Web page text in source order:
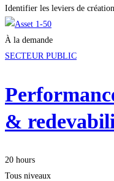
Identifier les leviers de
À la demande
SECTEUR PUBLIC
&
20 hours
Tous niveaux